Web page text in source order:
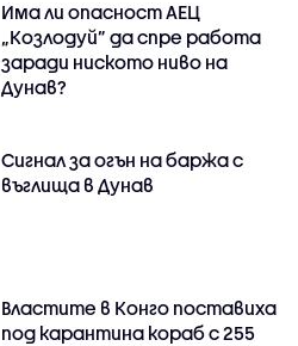
Има ли опасност АЕЦ
„Козлодуй” да спре работа
заради ниското ниво на
Дунав?
Сигнал за огън на баржа с
въглища в Дунав
Властите в Конго поставиха
под карантина кораб с 255